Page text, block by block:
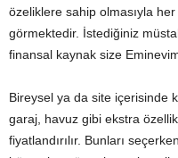
özeliklere sahip olmasıyla
görmektedir. İstediğiniz
finansal kaynak size
Bireysel ya da site içerisinde
garaj, havuz gibi ekstra
fiyatlandırılır. Bunları